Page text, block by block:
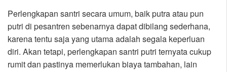
Perlengkapan santri secara umum, baik putra atau pun
putri di pesantren sebenarnya dapat dibilang sederhana,
karena tentu saja yang utama adalah segala keperluan
diri. Akan tetapi, perlengkapan santri putri ternyata cukup
rumit dan pastinya memerlukan biaya tambahan, lain